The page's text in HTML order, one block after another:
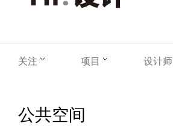
关注 项目 设计师
公共空间